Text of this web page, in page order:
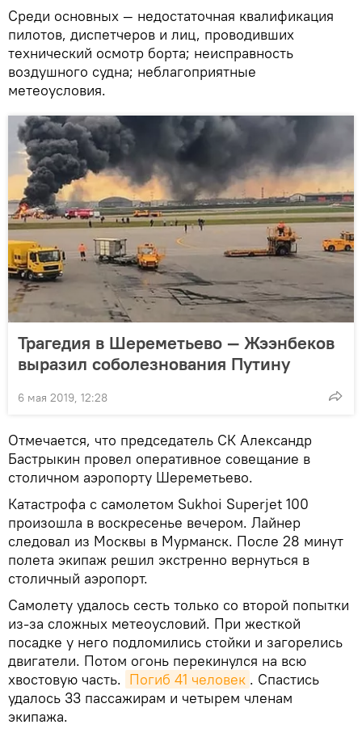
Среди основных — недостаточная квалификация
пилотов, диспетчеров и лиц, проводивших
технический осмотр борта; неисправность
воздушного судна; неблагоприятные
метеоусловия.
Трагедия в Шереметьево — Жээнбеков
выразил соболезнования Путину
6 мая 2019, 12:28
Отмечается, что председатель СК Александр
Бастрыкин провел оперативное совещание в
столичном аэропорту Шереметьево.
Катастрофа с самолетом Sukhoi Superjet 100
произошла в воскресенье вечером. Лайнер
следовал из Москвы в Мурманск. После 28 минут
полета экипаж решил экстренно вернуться в
столичный аэропорт.
Самолету удалось сесть только со второй попытки
из-за сложных метеоусловий. При жесткой
посадке у него подломились стойки и загорелись
двигатели. Потом огонь перекинулся на всю
хвостовую часть. Погиб 41 человек . Спастись
удалось 33 пассажирам и четырем членам
экипажа.